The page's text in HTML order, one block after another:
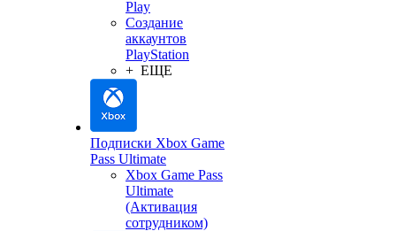
Play
Создание
аккаунтов
PlayStation
+ ЕЩЕ
Подписки Xbox Game
Pass Ultimate
Xbox Game Pass
Ultimate
(Активация
сотрудником)